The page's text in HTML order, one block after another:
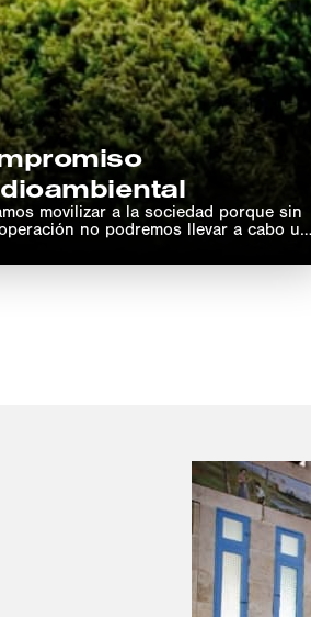
movilizar a la sociedad porque sin
no podremos llevar a cabo un